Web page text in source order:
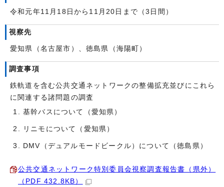
令和元年11月18日から11月20日まで（3日間）
視察先
愛知県（名古屋市）、徳島県（海陽町）
調査事項
鉄軌道を含む公共交通ネットワークの整備拡充並びにこれら
に関連する諸問題の調査
基幹バスについて（愛知県）
リニモについて（愛知県）
DMV（デュアルモードビークル）について（徳島県）
公共交通ネットワーク特別委員会視察調査報告書（県外）
（PDF 432.8KB）